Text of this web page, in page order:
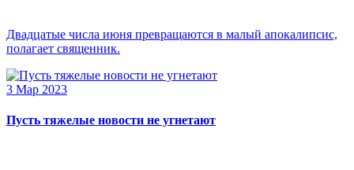
Двадцатые числа июня превращаются в малый апокалипсис,
полагает священник.
3 Мар 2023
Пусть тяжелые новости не угнетают